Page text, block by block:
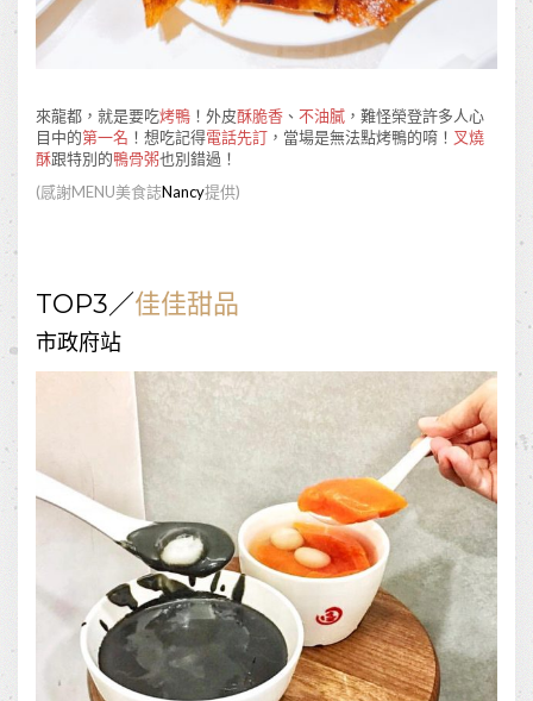
來龍都，就是要吃烤鴨 ！外皮酥脆香 、 不油膩 ，難怪榮登許多人心
目中的第一名 ！想吃記得電話先訂 ，當場是無法點烤鴨的唷！ 叉燒
酥跟特別的鴨骨粥也別錯過！
(感謝MENU美食誌Nancy提供)
TOP3／佳佳甜品
市政府站